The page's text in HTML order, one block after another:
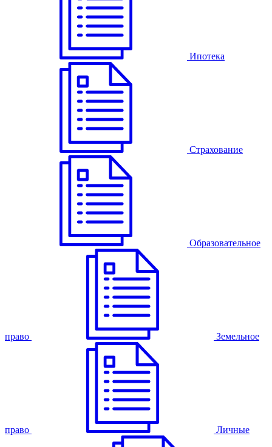
Ипотека
Страхование
Образовательное
право Земельное
право Личные